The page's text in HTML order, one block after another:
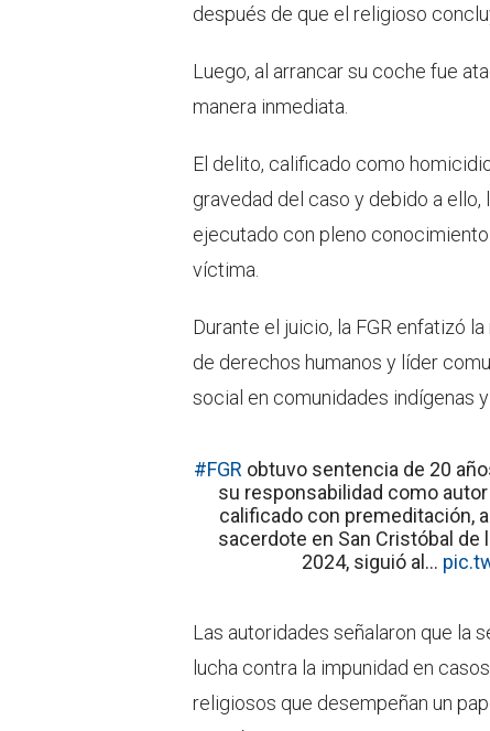
después de que el religioso
Luego, al arrancar su coche fue
manera inmediata.
El delito, calificado como
gravedad del caso y debido a
ejecutado con pleno
víctima.
Durante el juicio, la FGR enfatizó
de derechos humanos y líder
social en comunidades indígenas
#FGR obtuvo sentencia de 20
su responsabilidad como
calificado con premeditación,
sacerdote en San Cristóbal de
2024, siguió al…
Las autoridades señalaron que la
lucha contra la impunidad en
religiosos que desempeñan un